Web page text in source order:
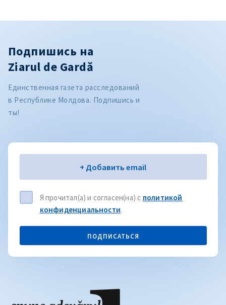
Подпишись на
Ziarul de Gardă
Единственная газета расследований
в Республике Молдова. Подпишись и
ты!
Электронная почта+ Добавить email
Я прочитал(а) и согласен(на) с политикой
конфиденциальности.
ПОДПИСАТЬСЯ